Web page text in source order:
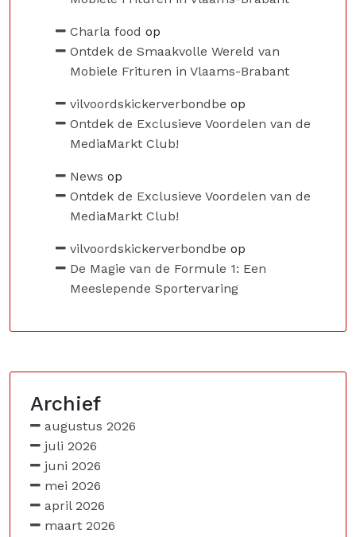
Charla food op
Ontdek de Smaakvolle Wereld van
Mobiele Frituren in Vlaams-Brabant
vilvoordskickerverbondbe op
Ontdek de Exclusieve Voordelen van de
MediaMarkt Club!
News op
Ontdek de Exclusieve Voordelen van de
MediaMarkt Club!
vilvoordskickerverbondbe op
De Magie van de Formule 1: Een
Meeslepende Sportervaring
Archief
augustus 2026
juli 2026
juni 2026
mei 2026
april 2026
maart 2026